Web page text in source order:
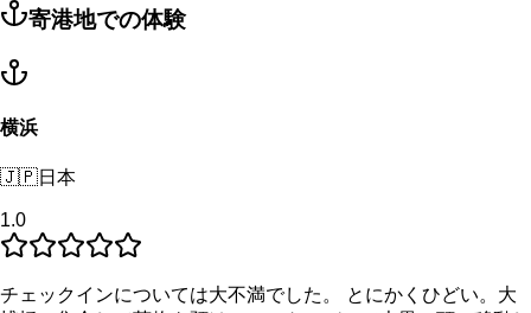
寄港地での体験
横浜
🇯🇵日本
1.0
チェックインについては大不満でした。 とにかくひどい。大